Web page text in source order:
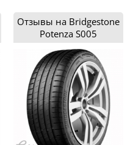
Отзывы на Bridgestone
Potenza S005